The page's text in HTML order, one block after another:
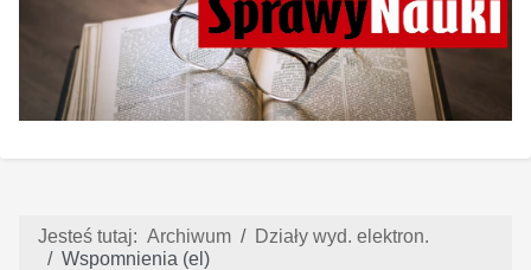
Jesteś tutaj: Archiwum
Działy wyd. elektron.
Wspomnienia (el)